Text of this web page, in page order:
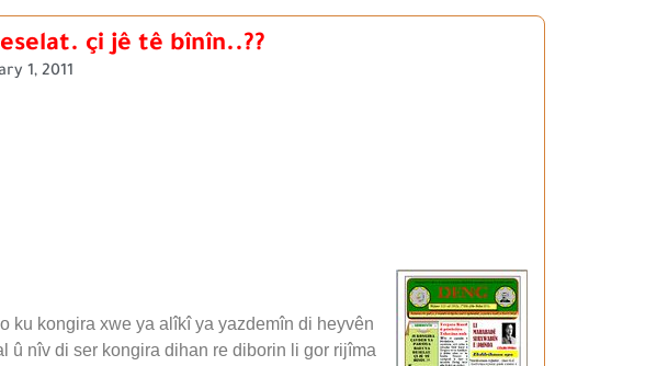
çi jê tê bînîn..??
1, 2011
ku kongira xwe ya alîkî ya yazdemîn di heyvên
û nîv di ser kongira dihan re diborin li gor rijîma